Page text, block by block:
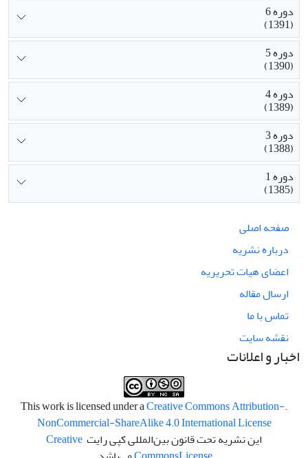
دوره 6
(1391)
دوره 5
(1390)
دوره 4
(1389)
دوره 3
(1388)
دوره 1
(1385)
صفحه اصلی
درباره نشریه
اعضای هیات تحریریه
ارسال مقاله
تماس با ما
نقشه سایت
اخبار و اعلانات
.This work is licensed under a
Creative Commons Attribution-
NonCommercial-ShareAlike 4.0 International License
این نشریه تحت قانون بین‌المللی کپی رایت Creative